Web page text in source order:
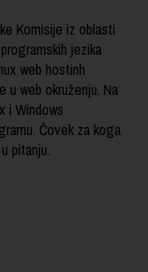
Komisije iz oblasti
jezika
web hostinh
u web okruženju. Na
i Windows
Čovek za koga
pitanju.